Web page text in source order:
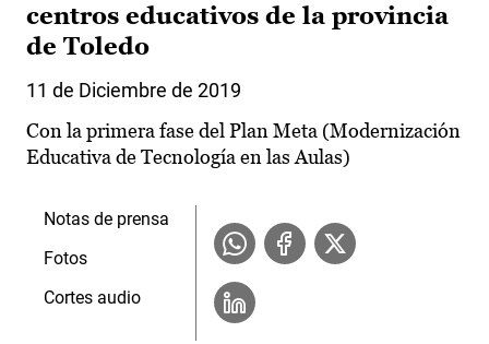
centros educativos de la provincia
de Toledo
11 de Diciembre de 2019
Con la primera fase del Plan Meta (Modernización
Educativa de Tecnología en las Aulas)
Notas de prensa
Fotos
Cortes audio